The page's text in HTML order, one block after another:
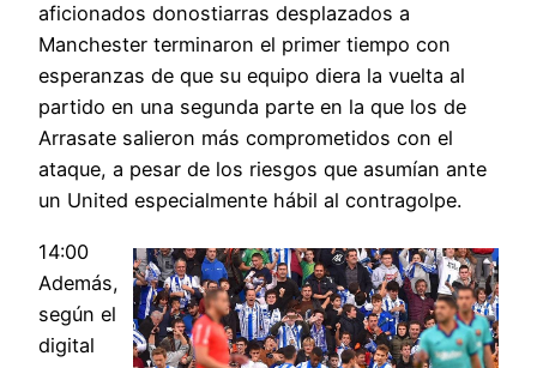
aficionados donostiarras desplazados a
Manchester terminaron el primer tiempo con
esperanzas de que su equipo diera la vuelta al
partido en una segunda parte en la que los de
Arrasate salieron más comprometidos con el
ataque, a pesar de los riesgos que asumían ante
un United especialmente hábil al contragolpe.
14:00
Además,
según el
digital